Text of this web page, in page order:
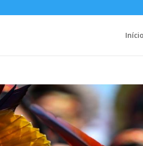
Início